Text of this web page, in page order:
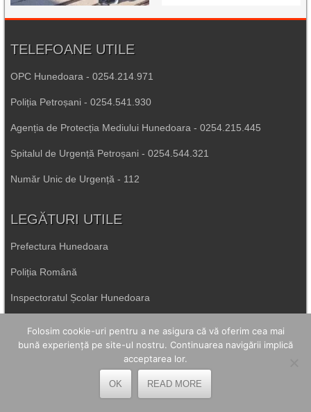
TELEFOANE UTILE
OPC Hunedoara - 0254.214.971
Poliția Petroșani - 0254.541.930
Agenția de Protecția Mediului Hunedoara - 0254.215.445
Spitalul de Urgență Petroșani - 0254.544.321
Număr Unic de Urgență - 112
LEGĂTURI UTILE
Prefectura Hunedoara
Poliția Română
Inspectoratul Școlar Hunedoara
Primăria Petrila
Folosim cookie-uri pentru a ne asigura că vă oferim cea mai
bună experiență pe site-ul nostru. Continuarea navigării implică
acceptarea lor.
OK READ MORE